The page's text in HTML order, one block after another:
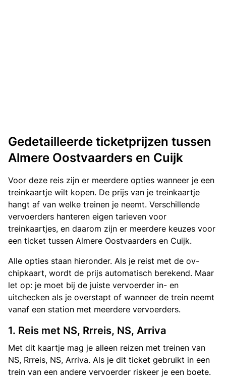
Gedetailleerde ticketprijzen tussen
Almere Oostvaarders en Cuijk
Voor deze reis zijn er meerdere opties wanneer je een
treinkaartje wilt kopen. De prijs van je treinkaartje
hangt af van welke treinen je neemt. Verschillende
vervoerders hanteren eigen tarieven voor
treinkaartjes, en daarom zijn er meerdere keuzes voor
een ticket tussen Almere Oostvaarders en Cuijk.
Alle opties staan hieronder. Als je reist met de ov-
chipkaart, wordt de prijs automatisch berekend. Maar
let op: je moet bij de juiste vervoerder in- en
uitchecken als je overstapt of wanneer de trein neemt
vanaf een station met meerdere vervoerders.
1. Reis met NS, Rrreis, NS, Arriva
Met dit kaartje mag je alleen reizen met treinen van
NS, Rrreis, NS, Arriva. Als je dit ticket gebruikt in een
trein van een andere vervoerder riskeer je een boete.